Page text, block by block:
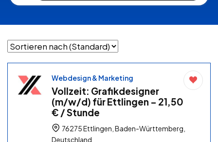
Webdesign & Marketing
Vollzeit: Grafikdesigner
(m/w/d) für Ettlingen – 21,50
€ / Stunde
76275 Ettlingen, Baden-Württemberg,
Deutschland